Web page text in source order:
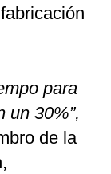
para
un 30%”,
de la